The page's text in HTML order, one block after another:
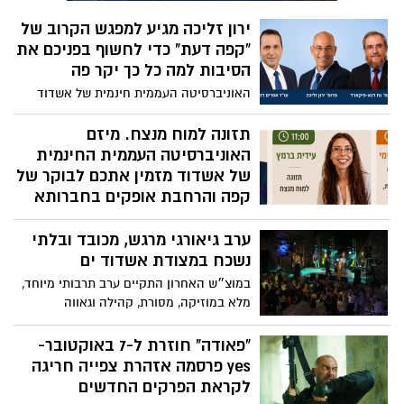
ירון זליכה מגיע למפגש הקרוב של
"קפה דעת" כדי לחשוף בפניכם את
הסיבות למה כל כך יקר פה
האוניברסיטה העממית חינמית של אשדוד
מזמינה אתכם למפגש של קפה ודעת, שאותו
יפתח בשעה 09:30 פרופ׳ נח דנא־פיקארד ,
מן הקולות הבולטים בישראל בחיבור שבין
מתמטיקה, חינוך, תורה ומדע שירצה בנושא
"פרקטלים: מהגיאומטריה לחלל ולעולמות
רוחניים". פיקארד, פרופסור במרכז האקדמי
ומנהל הקתדרה לחינוך, מתמטיקה ויהדות.
לאורך שנות עבודתו האקדמית והחינוכית
פרסם מחקרים בתחומי הגיאומטריה,
האלגברה והחינוך המתמטי, ופעל לקידום
מתקדמים. בהרצאותיו ובכתיבתו הוא מבקש
לפתוח מרחב של שיח בין עולם המדע לבין
עולם האמונה, בין החשיבה המדויקת לבין
עומק המסורת היהודית.
תזונה למוח מנצח. מיזם
האוניברסיטה העממית החינמית
של אשדוד מזמין אתכם לבוקר של
קפה והרחבת אופקים בחברותא
נעימה
מיזם "קפה דעת" -האוניברסיטה עממית
2026 לבוקר עם סדרת הרצאות מלאת עניין
ערב גיאורגי מרגש, מכובד ובלתי
נשכח במצודת אשדוד ים
במוצ״ש האחרון התקיים ערב תרבותי מיוחד,
מלא במוזיקה, מסורת, קהילה וגאווה
יהודית־גאורגית במסגרת הפסטיבל הבינלאומי
“Meridiano”. הקהל שהגיע העניק לאמנים
חום ואהבה, והאווירה הייתה חגיגית ומרגשת
לאורך כל הערב
"פאודה" חוזרת ל-7 באוקטובר-
yes פרסמה אזהרת צפייה חריגה
לקראת הפרקים החדשים